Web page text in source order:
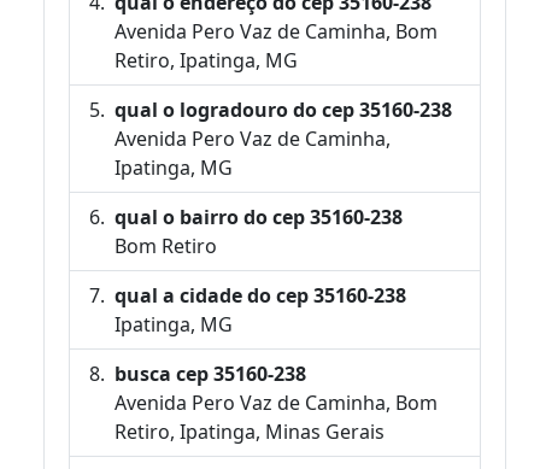
Avenida Pero Vaz de Caminha, Bom
Retiro, Ipatinga, MG
qual o logradouro do cep 35160-238
Avenida Pero Vaz de Caminha,
Ipatinga, MG
qual o bairro do cep 35160-238
Bom Retiro
qual a cidade do cep 35160-238
Ipatinga, MG
busca cep 35160-238
Avenida Pero Vaz de Caminha, Bom
Retiro, Ipatinga, Minas Gerais